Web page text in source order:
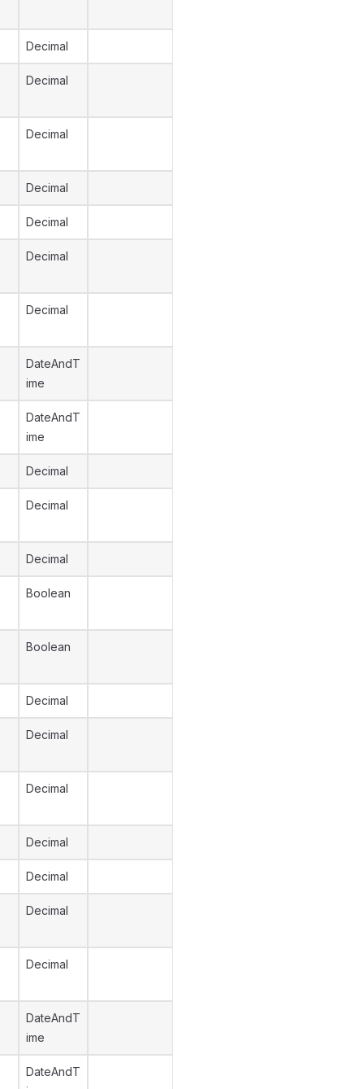
Decimal
Decimal
Decimal
Decimal
Decimal
Decimal
Decimal
DateAndT
ime
DateAndT
ime
Decimal
Decimal
Decimal
Boolean
Boolean
Decimal
Decimal
Decimal
Decimal
Decimal
Decimal
Decimal
DateAndT
ime
DateAndT